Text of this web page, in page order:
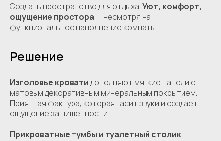
Создать пространство для отдыха.Уют, комфорт,
ощущение простора — несмотря на
функциональное наполнение комнаты.
Решение
Изголовье кроватидополняют мягкие панели с
матовым декоративным минеральным покрытием.
Приятная фактура, которая гасит звуки и создает
ощущение защищенности.
Прикроватные тумбы и туалетный столик